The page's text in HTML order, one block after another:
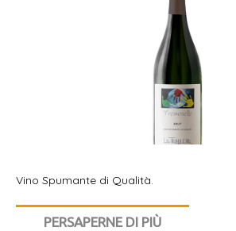
Vino Spumante di Qualità.
PERSAPERNE DI PIÙ